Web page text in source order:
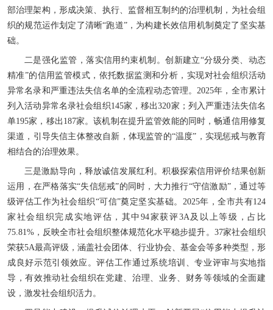
部治理架构，形成决策、执行、监督相互制约的治理机制，为社会组
织的规范运作划定了清晰“跑道”，为构建长效信用机制奠定了坚实基
础。
二是强化监管，落实信用约束机制。创新建立“分级分类、动态
精准”的信用监管模式，依托数据监测和分析，实现对社会组织活动
异常名录和严重违法失信名单的全流程动态管理。2025年，全市累计
列入活动异常名录社会组织145家，移出320家；列入严重违法失信名
单195家，移出187家。该机制在提升监管效能的同时，畅通信用修复
渠道，引导失信主体整改自新，体现监管的“温度”，实现惩戒与教育
相结合的治理效果。
三是激励导向，释放诚信发展红利。积极探索信用评价结果创新
运用，在严格落实“失信惩戒”的同时，大力推行“守信激励”，通过等
级评估工作为社会组织“可信”奠定坚实基础。2025年，全市共有124
家社会组织完成实地评估，其中94家获评3A及以上等级，占比
75.81%，反映全市社会组织整体规范化水平稳步提升。37家社会组织
荣获5A最高评级，涵盖社会团体、行业协会、基金会等多种类型，形
成良好示范引领效应。评估工作通过系统培训、专业评审与实地指
导，有效推动社会组织在党建、治理、业务、财务等领域的全面建
设，激发社会组织活力。